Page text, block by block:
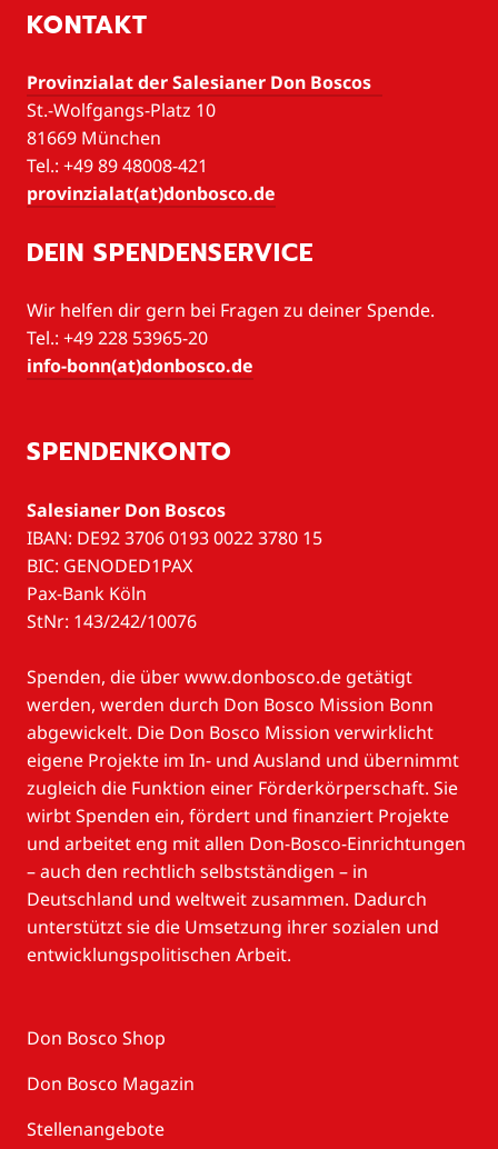
KONTAKT
Provinzialat der Salesianer Don Boscos
St.-Wolfgangs-Platz 10
81669 München
Tel.: +49 89 48008-421
provinzialat(at)donbosco.de
DEIN SPENDENSERVICE
Wir helfen dir gern bei Fragen zu deiner Spende.
Tel.: +49 228 53965-20
info-bonn(at)donbosco.de
SPENDENKONTO
Salesianer Don Boscos
IBAN: DE92 3706 0193 0022 3780 15
BIC: GENODED1PAX
Pax-Bank Köln
StNr: 143/242/10076
Spenden, die über www.donbosco.de getätigt
werden, werden durch Don Bosco Mission Bonn
abgewickelt. Die Don Bosco Mission verwirklicht
eigene Projekte im In- und Ausland und übernimmt
zugleich die Funktion einer Förderkörperschaft. Sie
wirbt Spenden ein, fördert und finanziert Projekte
und arbeitet eng mit allen Don-Bosco-Einrichtungen
– auch den rechtlich selbstständigen – in
Deutschland und weltweit zusammen. Dadurch
unterstützt sie die Umsetzung ihrer sozialen und
entwicklungspolitischen Arbeit.
Don Bosco Shop
Don Bosco Magazin
Stellenangebote